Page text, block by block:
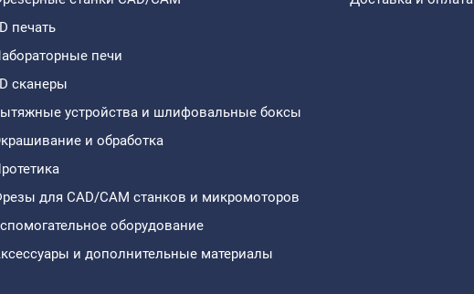
печать
печи
сканеры
устройства и шлифовальные боксы
и обработка
для CAD/CAM станков и микромоторов
оборудование
и дополнительные материалы